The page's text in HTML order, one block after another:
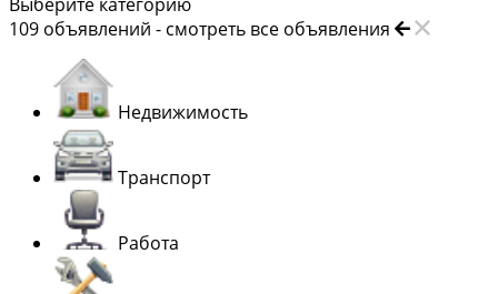
109 объявлений - смотреть все объявления
Недвижимость
Транспорт
Работа